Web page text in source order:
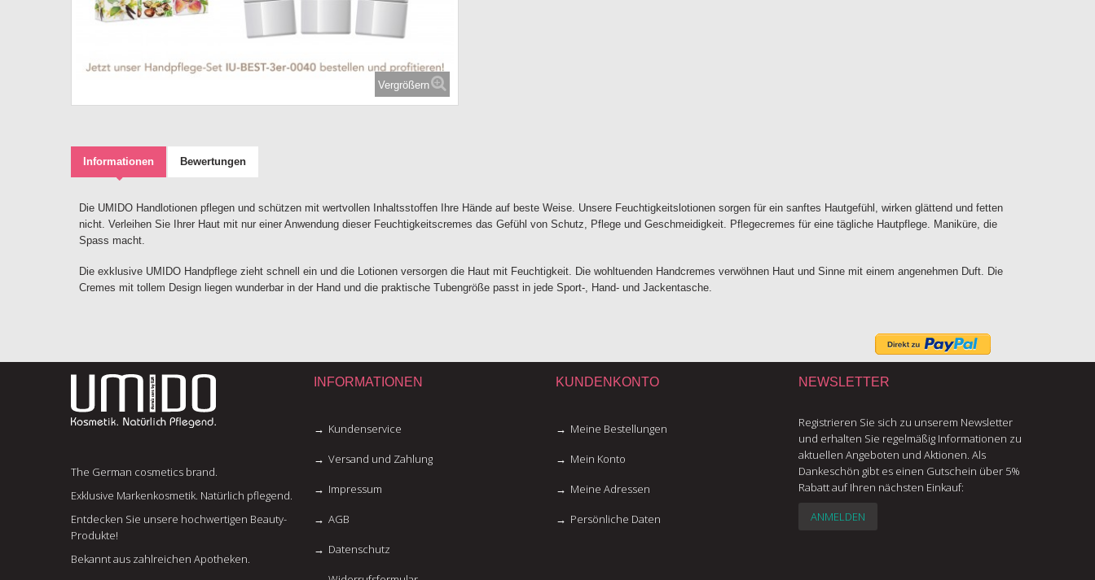
Vergrößern
Informationen Bewertungen
Die UMIDO Handlotionen pflegen und schützen mit wertvollen Inhaltsstoffen Ihre Hände auf beste Weise. Unsere Feuchtigkeitslotionen sorgen für ein sanftes Hautgefühl, wirken glättend und fetten
nicht. Verleihen Sie Ihrer Haut mit nur einer Anwendung dieser Feuchtigkeitscremes das Gefühl von Schutz, Pflege und Geschmeidigkeit. Pflegecremes für eine tägliche Hautpflege. Maniküre, die
Spass macht.
Die exklusive UMIDO Handpflege zieht schnell ein und die Lotionen versorgen die Haut mit Feuchtigkeit. Die wohltuenden Handcremes verwöhnen Haut und Sinne mit einem angenehmen Duft. Die
Cremes mit tollem Design liegen wunderbar in der Hand und die praktische Tubengröße passt in jede Sport-, Hand- und Jackentasche.
The German cosmetics brand.
Exklusive Markenkosmetik. Natürlich pflegend.
Entdecken Sie unsere hochwertigen Beauty-
Produkte!
Bekannt aus zahlreichen Apotheken.
INFORMATIONEN
Kundenservice
Versand und Zahlung
Impressum
AGB
Datenschutz
KUNDENKONTO
Meine Bestellungen
Mein Konto
Meine Adressen
Persönliche Daten
NEWSLETTER
Registrieren Sie sich zu unserem Newsletter
und erhalten Sie regelmäßig Informationen zu
aktuellen Angeboten und Aktionen. Als
Dankeschön gibt es einen Gutschein über 5%
Rabatt auf Ihren nächsten Einkauf:
ANMELDEN